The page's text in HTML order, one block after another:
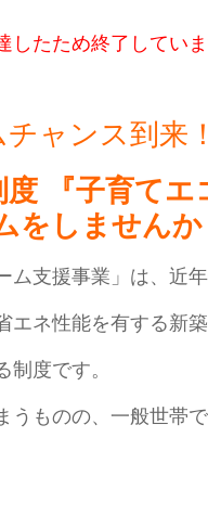
たため終了していま
ャンス到来！
『子育てエ
をしませんか
ム支援事業」は、近
ネ性能を有する新
度です。
ものの、一般世帯